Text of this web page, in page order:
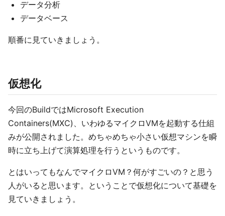
データ分析
データベース
順番に見ていきましょう。
仮想化
今回のBuildではMicrosoft Execution
Containers(MXC)、いわゆるマイクロVMを起動する仕組
みが公開されました。めちゃめちゃ小さい仮想マシンを瞬
時に立ち上げて演算処理を行うというものです。
とはいってもなんでマイクロVM？何がすごいの？と思う
人がいると思います。ということで仮想化について基礎を
見ていきましょう。